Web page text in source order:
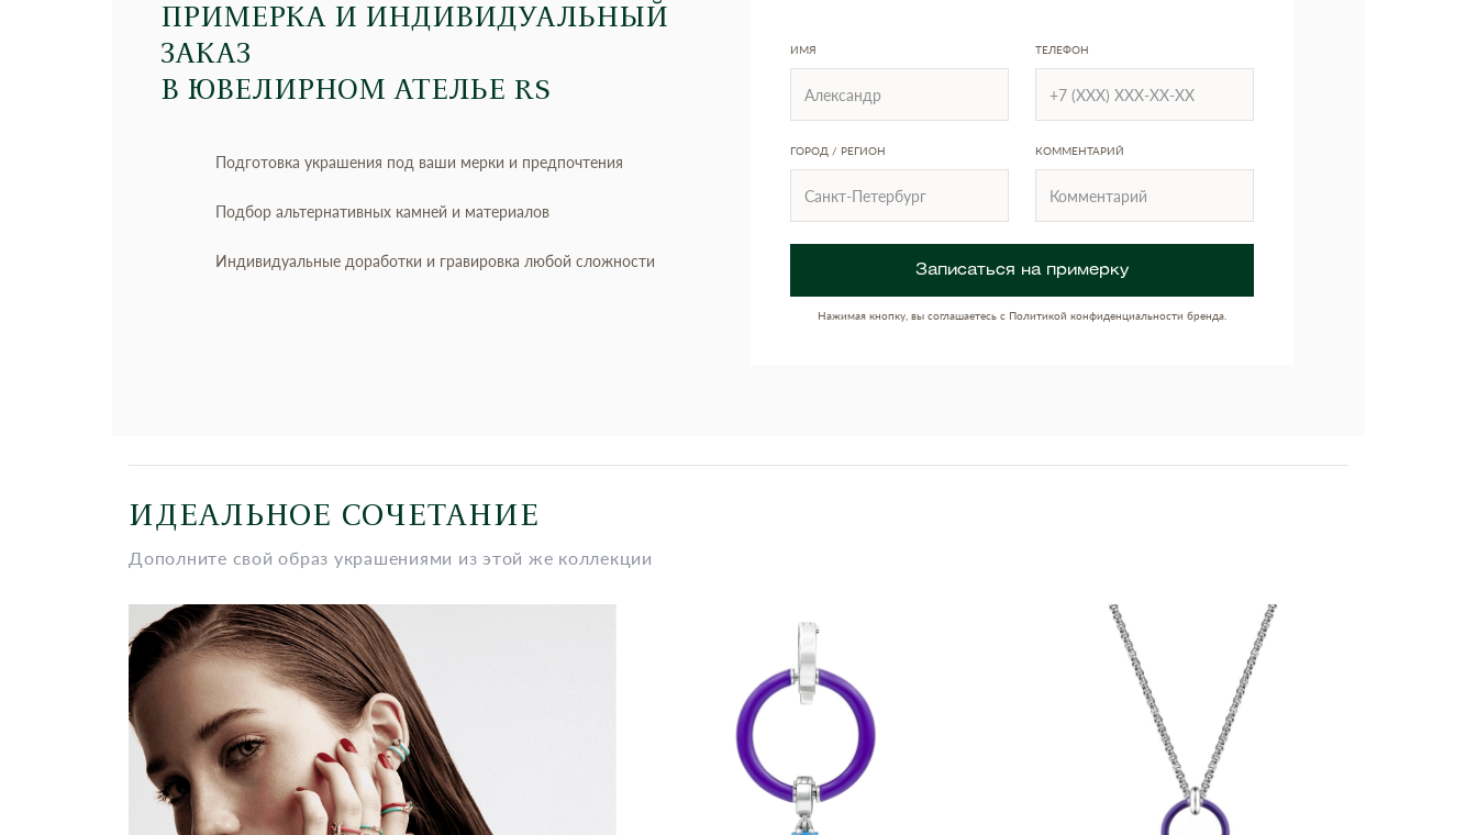
ПРИМЕРКА И ИНДИВИДУАЛЬНЫЙ
ЗАКАЗ
В ЮВЕЛИРНОМ АТЕЛЬЕ RS
Подготовка украшения под ваши мерки и предпочтения
Подбор альтернативных камней и материалов
Индивидуальные доработки и гравировка любой сложности
ИМЯ ТЕЛЕФОН
ГОРОД / РЕГИОН КОММЕНТАРИЙ
Записаться на примерку
Нажимая кнопку, вы соглашаетесь с Политикой конфиденциальности бренда.
ИДЕАЛЬНОЕ СОЧЕТАНИЕ
Дополните свой образ украшениями из этой же коллекции